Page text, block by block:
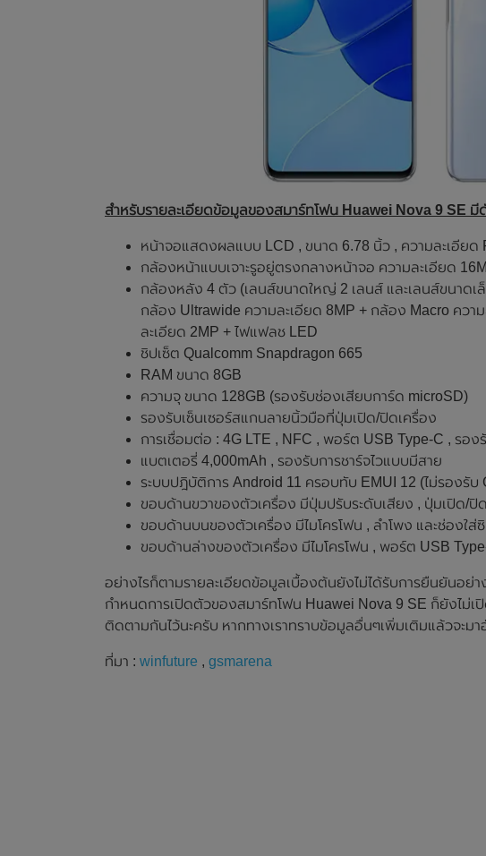
สำหรับรายละเอียดข้อมูลของสมาร์ทโฟน Huawei Nova 9 SE มี
หน้าจอแสดงผลแบบ LCD , ขนาด 6.78 นิ้ว , ความละเอียด
กล้องหน้าแบบเจาะรูอยู่ตรงกลางหน้าจอ ความละเอียด
กล้องหลัง 4 ตัว (เลนส์ขนาดใหญ่ 2 เลนส์ และเลนส์ขนาด
กล้อง Ultrawide ความละเอียด 8MP + กล้อง Macro ควา
ละเอียด 2MP + ไฟแฟลช LED
ชิปเซ็ต Qualcomm Snapdragon 665
RAM ขนาด 8GB
ความจุ ขนาด 128GB (รองรับช่องเสียบการ์ด microSD)
รองรับเซ็นเซอร์สแกนลายนิ้วมือที่ปุ่มเปิด/ปิดเครื่อง
การเชื่อมต่อ : 4G LTE , NFC , พอร์ต USB Type-C , รอง
แบตเตอรี่ 4,000mAh , รองรับการชาร์จไวแบบมีสาย
ระบบปฎิบัติการ Android 11 ครอบทับ EMUI 12 (ไม่รองรับ
ขอบด้านขวาของตัวเครื่อง มีปุ่มปรับระดับเสียง , ปุ่มเปิด/ปิ
ขอบด้านบนของตัวเครื่อง มีไมโครโฟน , ลำโพง และช่องใส่
ขอบด้านล่างของตัวเครื่อง มีไมโครโฟน , พอร์ต USB
อย่างไรก็ตามรายละเอียดข้อมูลเบื้องต้นยังไม่ได้รับการยืนยันอย่
กำหนดการเปิดตัวของสมาร์ทโฟน Huawei Nova 9 SE ก็ยังไม่
ติดตามกันไว้นะครับ หากทางเราทราบข้อมูลอื่นๆเพิ่มเติมแล้วจะม
ที่มา : winfuture , gsmarena